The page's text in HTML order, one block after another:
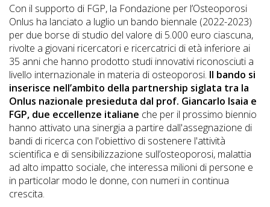
Con il supporto di FGP, la Fondazione per l’Osteoporosi
Onlus ha lanciato a luglio un bando biennale (2022-2023)
per due borse di studio del valore di 5.000 euro ciascuna,
rivolte a giovani ricercatori e ricercatrici di età inferiore ai
35 anni che hanno prodotto studi innovativi riconosciuti a
livello internazionale in materia di osteoporosi. Il bando si
inserisce nell’ambito della partnership siglata tra la
Onlus nazionale presieduta dal prof. Giancarlo Isaia e
FGP, due eccellenze italiane che per il prossimo biennio
hanno attivato una sinergia a partire dall'assegnazione di
bandi di ricerca con l'obiettivo di sostenere l'attività
scientifica e di sensibilizzazione sull’osteoporosi, malattia
ad alto impatto sociale, che interessa milioni di persone e
in particolar modo le donne, con numeri in continua
crescita.